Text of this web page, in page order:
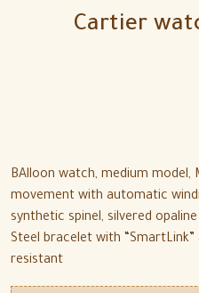
Cartier
BAlloon watch, medium
movement with automatic
synthetic spinel, silvered
Steel bracelet with
resistant